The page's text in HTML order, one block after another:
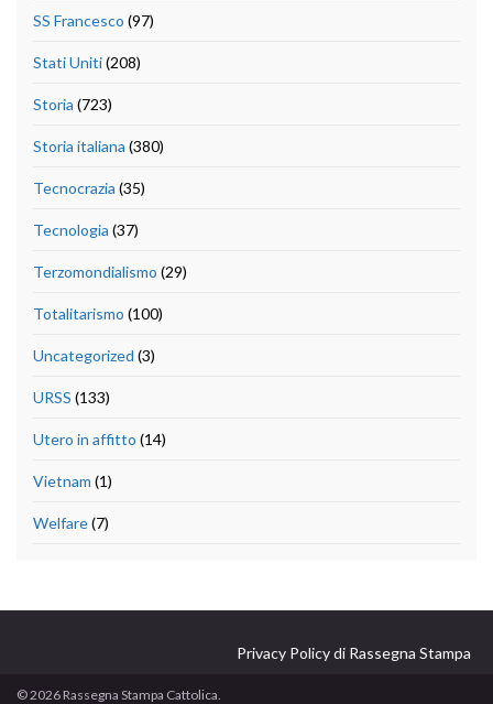
SS Francesco (97)
Stati Uniti(208)
Storia (723)
Storia italiana (380)
Tecnocrazia (35)
Tecnologia (37)
Terzomondialismo (29)
Totalitarismo (100)
Uncategorized (3)
URSS (133)
Utero in affitto (14)
Vietnam (1)
Welfare(7)
Privacy Policy di Rassegna Stampa
© 2026 Rassegna Stampa Cattolica.